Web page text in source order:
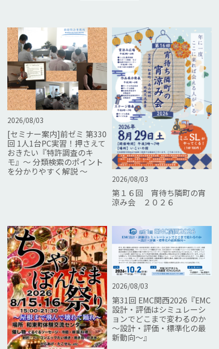
2026/08/03
[セミナー案内]前ゼミ 第330
回 1人1台PC実習！押さえて
おきたい『特許調査のキ
モ』～ 分類検索のポイント
を分かりやすく解説 ～
2026/08/03
第１６回 宵待ち隣町の宵
涼み会 ２０２６
2026/08/03
第31回 EMC関西2026『EMC
設計・評価はシミュレーシ
ョンでどこまで変わるのか
～設計・評価・標準化の最
新動向～』